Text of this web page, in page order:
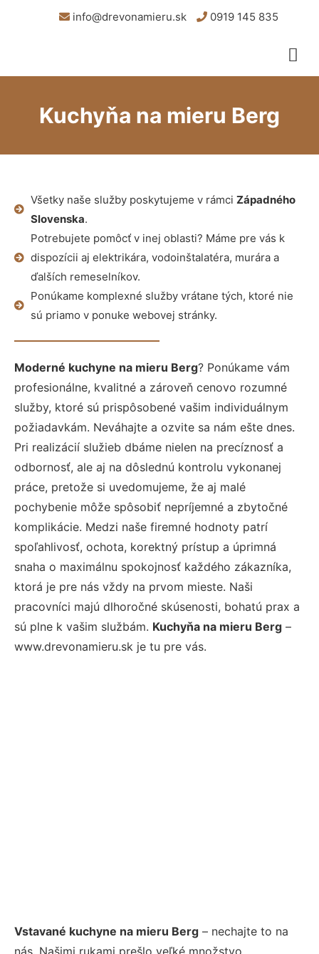
info@drevonamieru.sk 0919 145 835
Kuchyňa na mieru Berg
Všetky naše služby poskytujeme v rámci Západného
Slovenska.
Potrebujete pomôcť v inej oblasti? Máme pre vás k
dispozícii aj elektrikára, vodoinštalatéra, murára a
ďalších remeselníkov.
Ponúkame komplexné služby vrátane tých, ktoré nie
sú priamo v ponuke webovej stránky.
Moderné kuchyne na mieru Berg? Ponúkame vám
profesionálne, kvalitné a zároveň cenovo rozumné
služby, ktoré sú prispôsobené vašim individuálnym
požiadavkám. Neváhajte a ozvite sa nám ešte dnes.
Pri realizácií služieb dbáme nielen na precíznosť a
odbornosť, ale aj na dôslednú kontrolu vykonanej
práce, pretože si uvedomujeme, že aj malé
pochybenie môže spôsobiť nepríjemné a zbytočné
komplikácie. Medzi naše firemné hodnoty patrí
spoľahlivosť, ochota, korektný prístup a úprimná
snaha o maximálnu spokojnosť každého zákazníka,
ktorá je pre nás vždy na prvom mieste. Naši
pracovníci majú dlhoročné skúsenosti, bohatú prax a
sú plne k vašim službám. Kuchyňa na mieru Berg –
www.drevonamieru.sk je tu pre vás.
Vstavané kuchyne na mieru Berg – nechajte to na
nás. Našimi rukami prešlo veľké množstvo